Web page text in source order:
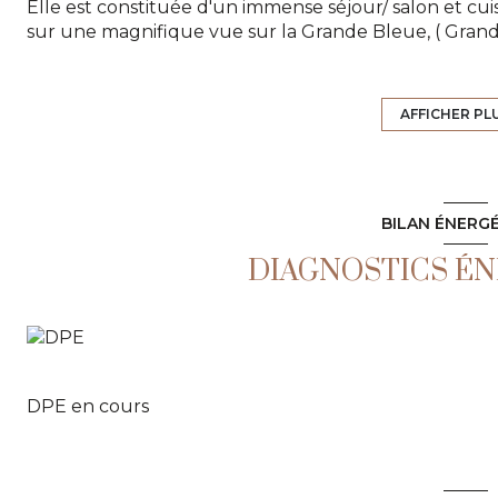
Elle est constituée d'un immense séjour/ salon et
sur une magnifique vue sur la Grande Bleue, (
nombreux rangements et dressings pour chacune
Piscine 8 x 4 . La propriété est harmonieusement
AFFICHER
BILAN
DIAGNOSTICS
DPE en cours